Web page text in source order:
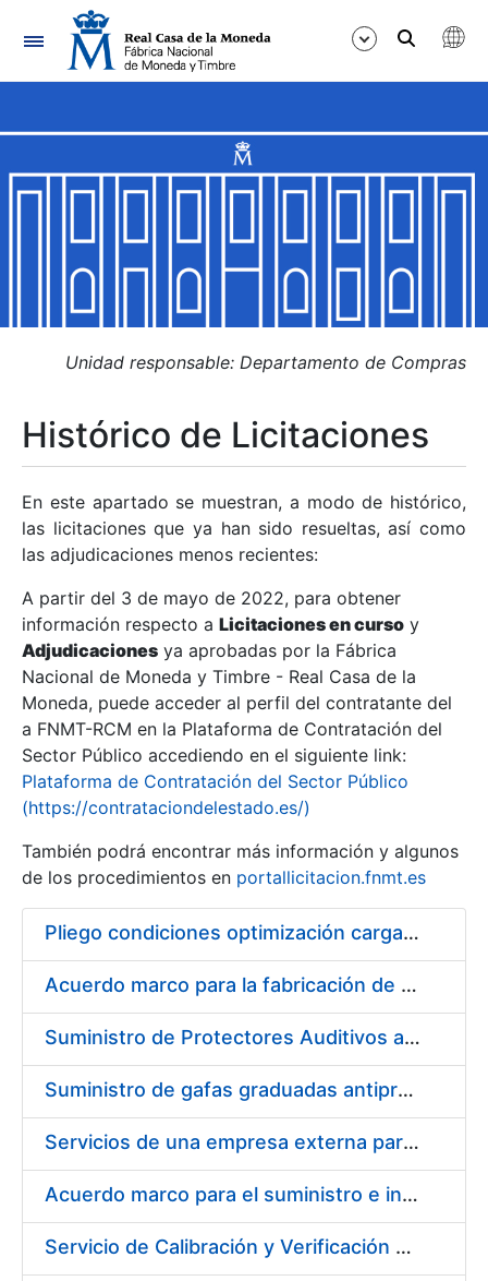
Navegación
Mostrar/Ocultar
Mostrar/Ocultar
Mostrar/Ocultar
Mostrar/Ocultar
Mostrar/Ocultar
Mostrar/Ocultar
Unidad responsable: Departamento de Compras
Histórico de Licitaciones
En este apartado se muestran, a modo de histórico,
las licitaciones que ya han sido resueltas, así como
las adjudicaciones menos recientes:
A partir del 3 de mayo de 2022, para obtener
información respecto a Licitaciones en curso y
Adjudicaciones ya aprobadas por la Fábrica
Nacional de Moneda y Timbre - Real Casa de la
Moneda, puede acceder al perfil del contratante del
a FNMT-RCM en la Plataforma de Contratación del
Sector Público accediendo en el siguiente link:
Plataforma de Contratación del Sector Público
(https://contrataciondelestado.es/)
También podrá encontrar más información y algunos
de los procedimientos en portallicitacion.fnmt.es
Pliego condiciones optimización cargas compras firmado
Acuerdo marco para la fabricación de piezas
Suministro de Protectores Auditivos a medida para las personas trabajadoras de los Centros de Trabajo de Madrid y Burgos
Suministro de gafas graduadas antiproyecciones para los trabajadores de la FNMT-RCM en los centros de trabajo de Madrid y Burgos
Servicios de una empresa externa para el asesoramiento y resolución de los recursos de alzada que se presentan relacionados con procesos de selección para la FNMT-RCM
Acuerdo marco para el suministro e instalación de persianas, estores y otros complementos
Servicio de Calibración y Verificación Externa de los Equipos de Medición del Servicio de Prevención de la FNMT-RCM